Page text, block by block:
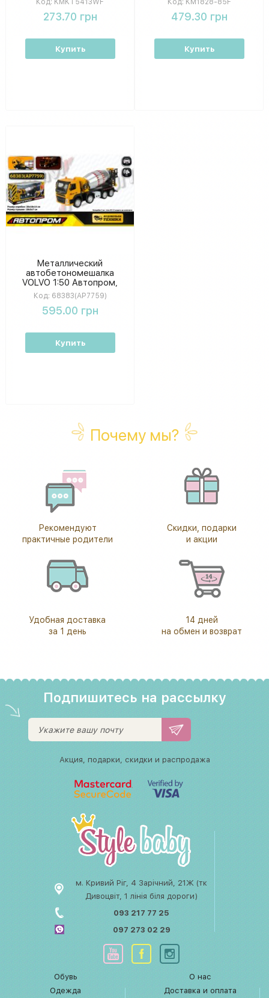
Kinsmart коробка 16-7-8
см KMKT5413WF
273.70 грн
Купить
479.30 грн
Купить
Металлический
автобетономешалка
VOLVO 1:50 Автопром,
стройтехника со светом и
звуком, коробка 28×14×10
см
Код: 68383(AP7759)
595.00 грн
Купить
Почему мы?
Рекомендуют
практичные родители
Скидки, подарки
и акции
Удобная доставка
за 1 день
14 дней
на обмен и возврат
Подпишитесь на рассылку
Акция, подарки, скидки и распродажа
м. Кривий Ріг, 4 Зарічний, 21Ж (тк
Дивоцвіт, 1 лінія біля дороги)
093 217 77 25
097 273 02 29
Обувь
Одежда
О нас
Доставка и оплата